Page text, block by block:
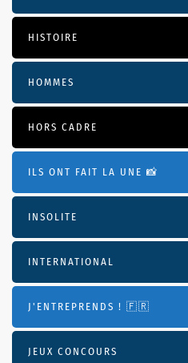
HISTOIRE
HOMMES
HORS CADRE
ILS ONT FAIT LA UNE 📸
INSOLITE
INTERNATIONAL
J'ENTREPRENDS ! 🇫🇷
JEUX CONCOURS